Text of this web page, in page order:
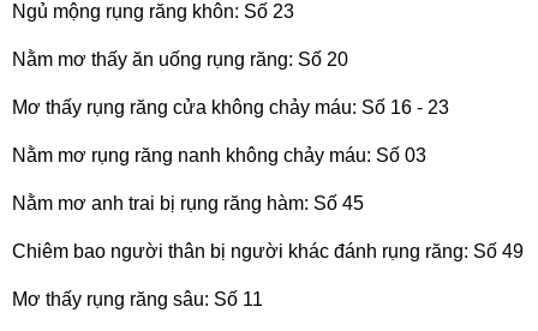
Ngủ mộng rụng răng khôn: Số 23
Nằm mơ thấy ăn uống rụng răng: Số 20
Mơ thấy rụng răng cửa không chảy máu: Số 16 - 23
Nằm mơ rụng răng nanh không chảy máu: Số 03
Nằm mơ anh trai bị rụng răng hàm: Số 45
Chiêm bao người thân bị người khác đánh rụng răng: Số 49
Mơ thấy rụng răng sâu: Số 11